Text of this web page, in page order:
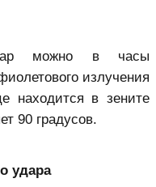
можно в часы
излучения
находится в зените
90 градусов.
удара